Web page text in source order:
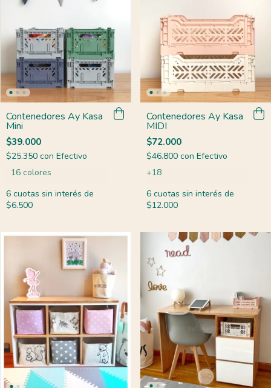
Contenedores Ay Kasa
Mini
$39.000
$25.350 con Efectivo
16 colores
6 cuotas sin interés de
$6.500
Contenedores Ay Kasa
MIDI
$72.000
$46.800 con Efectivo
+18
6 cuotas sin interés de
$12.000